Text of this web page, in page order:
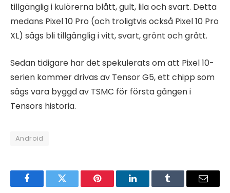
tillgänglig i kulörerna blått, gult, lila och svart. Detta
medans Pixel 10 Pro (och troligtvis också Pixel 10 Pro
XL) sägs bli tillgänglig i vitt, svart, grönt och grått.
Sedan tidigare har det spekulerats om att Pixel 10-
serien kommer drivas av Tensor G5, ett chipp som
sägs vara byggd av TSMC för första gången i
Tensors historia.
Android
FacebookTwitter Pinterest LinkedInTumblr Email